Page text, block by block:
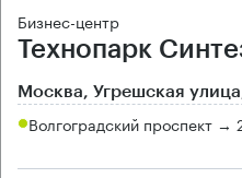
Бизнес-центр
Технопарк
Москва, Угрешская улица,
Волгоградский проспект →